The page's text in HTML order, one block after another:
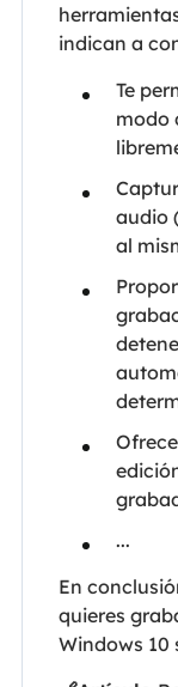
indican a
Te
modo
audio
al
...
En
quieres
Windows 10